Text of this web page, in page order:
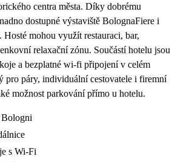
centra města. Díky dobrému
dostupné výstaviště BolognaFiere i
Hosté mohou využít restauraci, bar,
relaxační zónu. Součástí hotelu jsou
a bezplatné wi-fi připojení v celém
pro páry, individuální cestovatele i firemní
možnost parkování přímo u hotelu.
s Wi-Fi